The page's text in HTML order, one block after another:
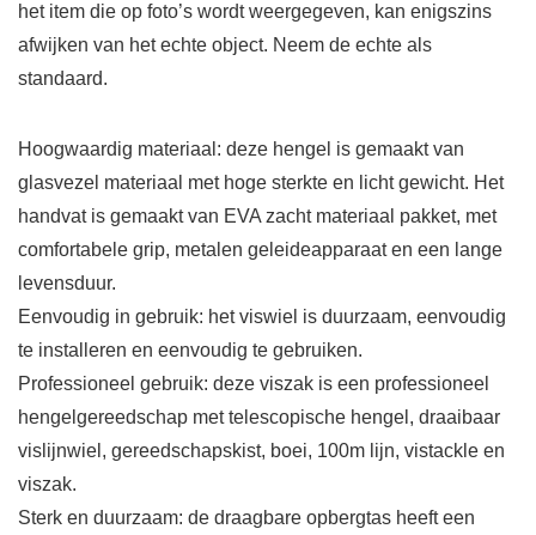
het item die op foto’s wordt weergegeven, kan enigszins
afwijken van het echte object. Neem de echte als
standaard.
Hoogwaardig materiaal: deze hengel is gemaakt van
glasvezel materiaal met hoge sterkte en licht gewicht. Het
handvat is gemaakt van EVA zacht materiaal pakket, met
comfortabele grip, metalen geleideapparaat en een lange
levensduur.
Eenvoudig in gebruik: het viswiel is duurzaam, eenvoudig
te installeren en eenvoudig te gebruiken.
Professioneel gebruik: deze viszak is een professioneel
hengelgereedschap met telescopische hengel, draaibaar
vislijnwiel, gereedschapskist, boei, 100m lijn, vistackle en
viszak.
Sterk en duurzaam: de draagbare opbergtas heeft een